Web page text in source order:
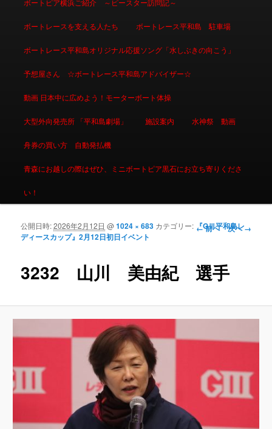
ボートレースを支える人たち ボートレース平和島 駐車場
ボートレース平和島オリジナル応援ソング「水しぶきの向こう」
予想屋さん ☆ボートレース平和島アドバイザー☆
動画 日本中に広めよう！モーターボート体操
大型外向発売所 「平和島劇場」 施設案内 水神祭 動画
舟券の買い方 自動発払機
青森にお越しの際はぜひ、ミニボートピア黒石にお立ち寄りくださ
い！
画像ナビゲーシ
← 前へ 次へ →
3232 山川 美由紀 選手
公開日時:2026年2月12日 @1024 × 683 カテゴリー: 『GⅢ平和島レ
ディースカップ』2月12日初日イベント